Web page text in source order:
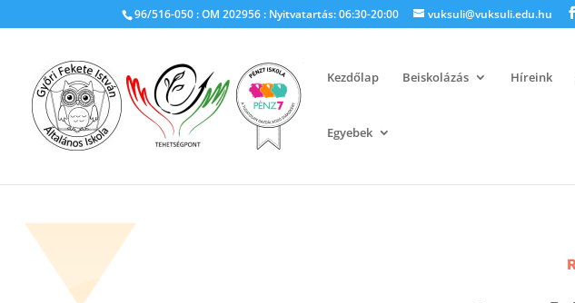
96/516-050 : OM 202956 : Nyitvatartás: 06:30-20:00 vuksuli@vuksuli.edu.hu
Kezdőlap Beiskolázás Híreink
Egyebek